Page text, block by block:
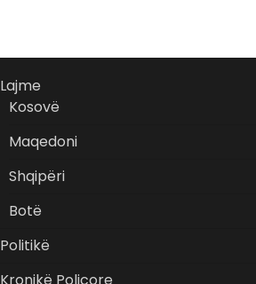
Lajme
Kosovë
Maqedoni
Shqipëri
Botë
Politikë